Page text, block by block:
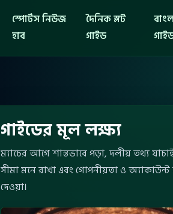
স্পোর্টস নিউজ
হাব
দৈনিক স্লট
গাইড
গাইডের মূল লক্ষ্য
ম্যাচের আগে শান্তভাবে পড়া, দলীয় তথ্য
সীমা মনে রাখা এবং গোপনীয়তা ও
দেওয়া।